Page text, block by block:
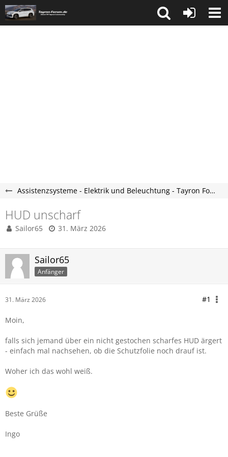
Assistenzsysteme - Elektrik und Beleuchtung - Tayron Forum
HUD unscharf
Sailor65 31. März 2026
Sailor65
Anfänger
31. März 2026 #1
Moin,
falls sich jemand über ein nicht gestochen scharfes HUD ärgert
- einfach mal nachsehen, ob die Schutzfolie noch drauf ist.
Woher ich das wohl weiß.
Beste Grüße
Ingo